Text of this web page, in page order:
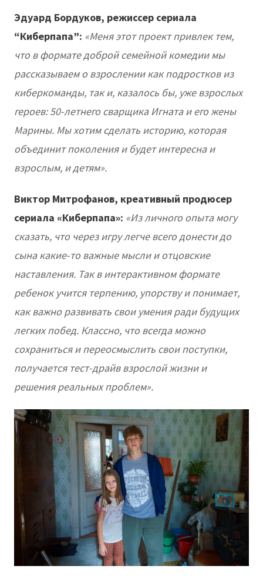
Эдуард Бордуков, режиссер сериала
“Киберпапа”: «Меня этот проект привлек тем,
что в формате доброй семейной комедии мы
рассказываем о взрослении как подростков из
киберкоманды, так и, казалось бы, уже взрослых
героев: 50-летнего сварщика Игната и его жены
Марины. Мы хотим сделать историю, которая
объединит поколения и будет интересна и
взрослым, и детям».
Виктор Митрофанов, креативный продюсер
сериала «Киберпапа»: «Из личного опыта могу
сказать, что через игру легче всего донести до
сына какие-то важные мысли и отцовские
наставления. Так в интерактивном формате
ребенок учится терпению, упорству и понимает,
как важно развивать свои умения ради будущих
легких побед. Классно, что всегда можно
сохраниться и переосмыслить свои поступки,
получается тест-драйв взрослой жизни и
решения реальных проблем».